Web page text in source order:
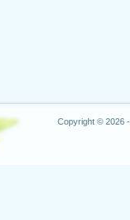
Copyright © 2026